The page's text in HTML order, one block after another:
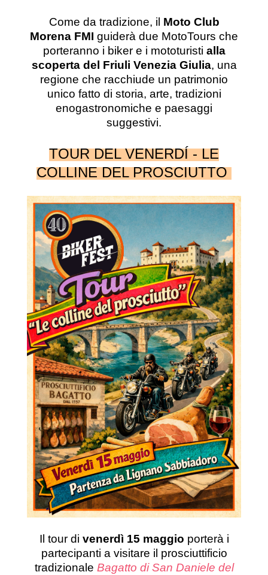
Come da tradizione, il Moto Club
Morena FMI guiderà due MotoTours che
porteranno i biker e i mototuristi alla
scoperta del Friuli Venezia Giulia, una
regione che racchiude un patrimonio
unico fatto di storia, arte, tradizioni
enogastronomiche e paesaggi
suggestivi.
TOUR DEL VENERDÍ - LE
COLLINE DEL PROSCIUTTO
Il tour di venerdì 15 maggio porterà i
partecipanti a visitare il prosciuttificio
tradizionale Bagatto di San Daniele del